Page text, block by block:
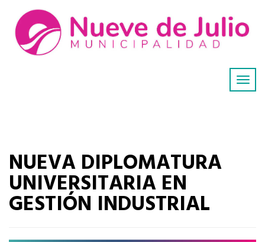
NUEVA DIPLOMATURA
UNIVERSITARIA EN
GESTIÓN INDUSTRIAL